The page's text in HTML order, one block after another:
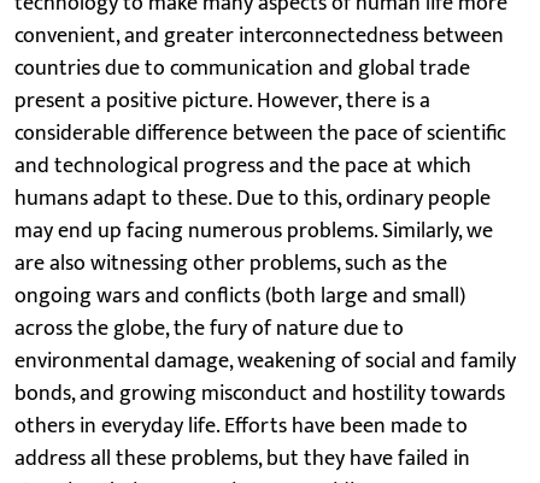
convenient, and greater interconnectedness between
countries due to communication and global trade
present a positive picture. However, there is a
considerable difference between the pace of scientific
and technological progress and the pace at which
humans adapt to these. Due to this, ordinary people
may end up facing numerous problems. Similarly, we
are also witnessing other problems, such as the
ongoing wars and conflicts (both large and small)
across the globe, the fury of nature due to
environmental damage, weakening of social and family
bonds, and growing misconduct and hostility towards
others in everyday life. Efforts have been made to
address all these problems, but they have failed in